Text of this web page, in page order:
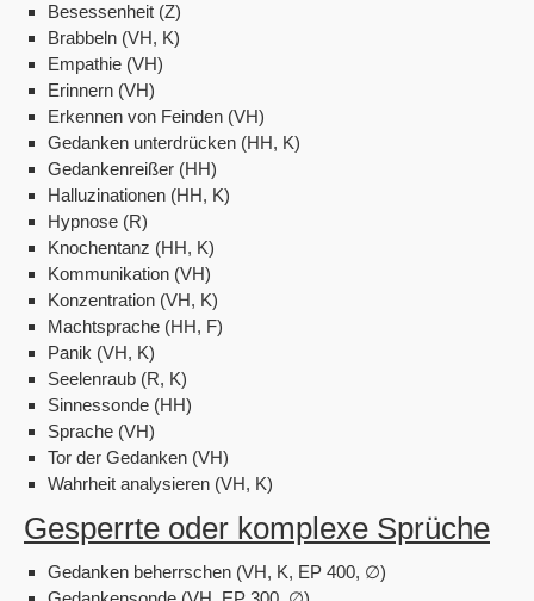
Besessenheit (Z)
Brabbeln (VH, K)
Empathie (VH)
Erinnern (VH)
Erkennen von Feinden (VH)
Gedanken unterdrücken (HH, K)
Gedankenreißer (HH)
Halluzinationen (HH, K)
Hypnose (R)
Knochentanz (HH, K)
Kommunikation (VH)
Konzentration (VH, K)
Machtsprache (HH, F)
Panik (VH, K)
Seelenraub (R, K)
Sinnessonde (HH)
Sprache (VH)
Tor der Gedanken (VH)
Wahrheit analysieren (VH, K)
Gesperrte oder komplexe Sprüche
Gedanken beherrschen (VH, K, EP 400, ∅)